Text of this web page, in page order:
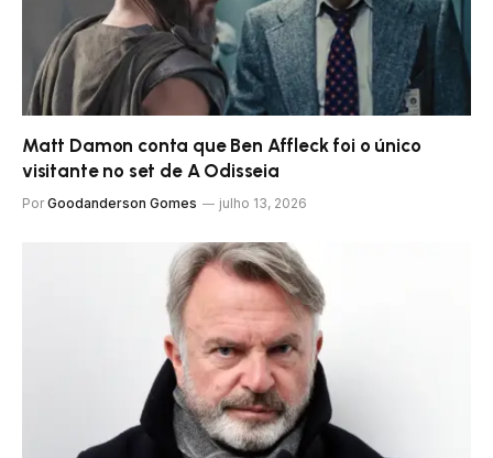
Matt Damon conta que Ben Affleck foi o único
visitante no set de A Odisseia
Por Goodanderson Gomes julho 13, 2026